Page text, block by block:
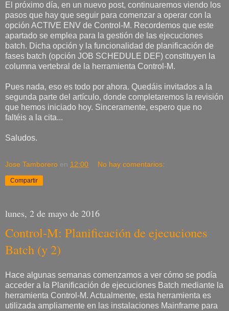
El próximo día, en un nuevo post, continuaremos viendo los
pasos que hay que seguir para comenzar a operar con la
opción ACTIVE ENV de Control-M. Recordemos que este
apartado se emplea para la gestión de las ejecuciones
batch. Dicha opción y la funcionalidad de planificación de
fases batch (opción JOB SCHEDULE DEF) constituyen la
columna vertebral de la herramienta Control-M.
Pues nada, eso es todo por ahora. Quedáis invitados a la
segunda parte del artículo, donde completaremos la revisión
que hemos iniciado hoy. Sinceramente, espero que no
faltéis a la cita...
Saludos.
Jose Tamborero en 12:00 No hay comentarios:
Compartir
lunes, 2 de mayo de 2016
Control-M: Planificación de ejecuciones
Batch (y 2)
Hace algunas semanas comenzamos a ver cómo se podía
acceder a la Planificación de ejecuciones Batch mediante la
herramienta Control-M. Actualmente, esta herramienta es
utilizada ampliamente en las instalaciones Mainframe para